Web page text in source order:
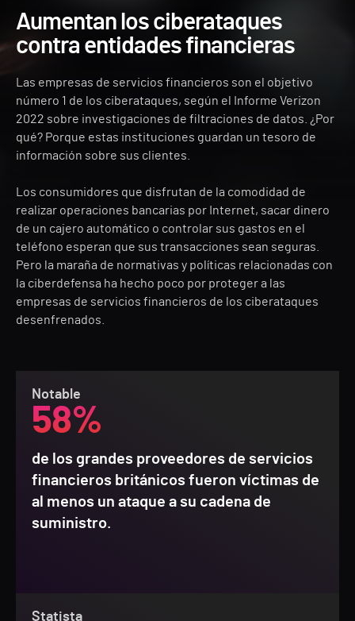
Aumentan los ciberataques
contra entidades financieras
Las empresas de servicios financieros son el objetivo
número 1 de los ciberataques, según el Informe Verizon
2022 sobre investigaciones de filtraciones de datos. ¿Por
qué? Porque estas instituciones guardan un tesoro de
información sobre sus clientes.
Los consumidores que disfrutan de la comodidad de
realizar operaciones bancarias por Internet, sacar dinero
de un cajero automático o controlar sus gastos en el
teléfono esperan que sus transacciones sean seguras.
Pero la maraña de normativas y políticas relacionadas con
la ciberdefensa ha hecho poco por proteger a las
empresas de servicios financieros de los ciberataques
desenfrenados.
Notable
58%
de los grandes proveedores de servicios
financieros británicos fueron víctimas de
al menos un ataque a su cadena de
suministro.
Statista